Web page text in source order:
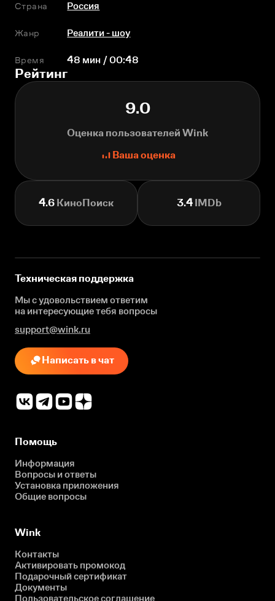
Страна
Россия
Жанр Реалити - шоу
Время 48 мин / 00:48
Рейтинг
9.0
Оценка пользователей Wink
Ваша оценка
4.6 КиноПоиск 3.4IMDb
Техническая поддержка
Мы с удовольствием ответим
на интересующиетебя вопросы
support@wink.ru
Написать в чат
Помощь
Информация
Вопросы и ответы
Установка приложения
Общие вопросы
Wink
Контакты
Активировать промокод
Подарочный сертификат
Документы
Пользовательское соглашение